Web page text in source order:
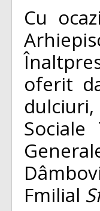
Cu
oferit
Fmilial